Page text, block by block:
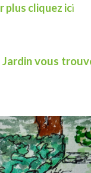
plus cliquez ici
vous